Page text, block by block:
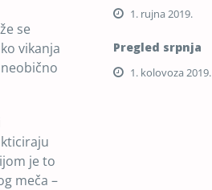
se
vikanja
je to
meča –
1. rujna 2019.
Pregled srpnja
1. kolovoza 2019.